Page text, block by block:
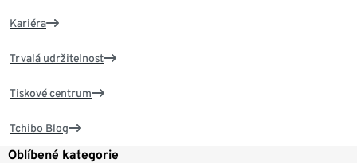
Kariéra
Trvalá udržitelnost
Tiskové centrum
Tchibo Blog
Oblíbené kategorie